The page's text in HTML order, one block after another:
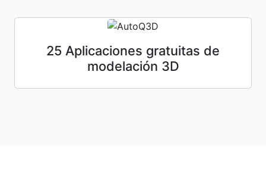
25 Aplicaciones gratuitas de
modelación 3D